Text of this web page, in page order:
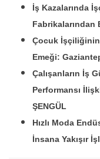
İş Kazalarında
Fabrikalarından
Çocuk
Emeği:
Çalışanların İş
Performansı
ŞENGÜL
Hızlı Moda
İnsana Yakışır